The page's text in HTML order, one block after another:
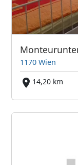
1170 Wien
14,20 km